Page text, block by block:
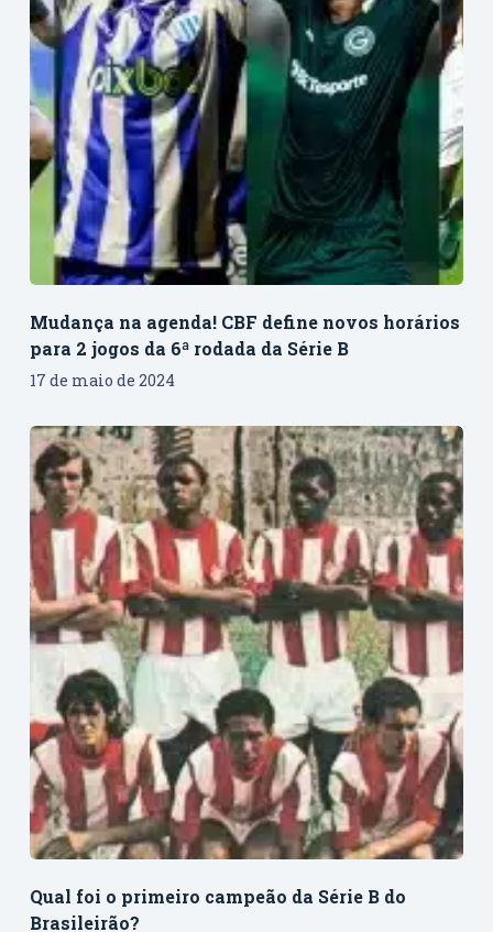
Mudança na agenda! CBF define novos horários
para 2 jogos da 6ª rodada da Série B
17 de maio de 2024
Qual foi o primeiro campeão da Série B do
Brasileirão?